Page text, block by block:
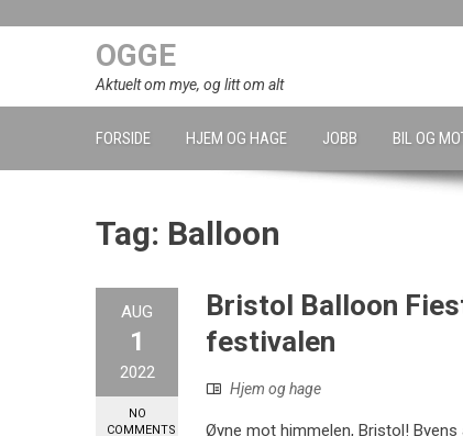
OGGE
Aktuelt om mye, og litt om alt
FORSIDE HJEM OG HAGE JOBB BIL OG
Tag: Balloon
AUG
1
2022
NO
COMMENTS
Bristol Balloon
festivalen
Hjem og hage
Øyne mot himmelen, Bristol!